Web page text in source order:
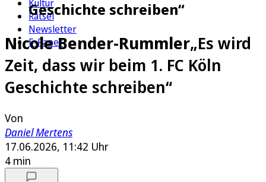
Kultur
Rätsel
Newsletter
E-Paper
Geschichte schreiben“
Nicole Bender-Rummler„Es wird
Zeit, dass wir beim 1. FC Köln
Geschichte schreiben“
Von
Daniel Mertens
17.06.2026, 11:42 Uhr
4 min